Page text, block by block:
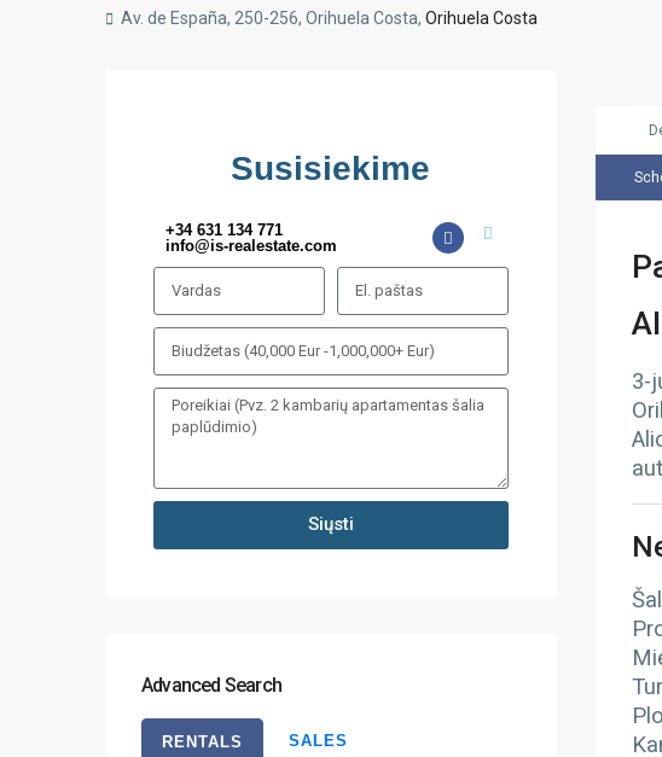
Av. de España, 250-256, Orihuela Costa, Orihuela Costa
3-
Susisiekime
+34 631 134 771
info@is-realestate.com
Siųsti
Advanced Search
RENTALS SALES